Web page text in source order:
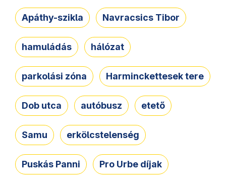
Apáthy-szikla Navracsics Tibor
hamuládás hálózat
parkolási zóna Harminckettesek tere
Dob utca autóbusz etető
Samu erkölcstelenség
Puskás Panni Pro Urbe díjak